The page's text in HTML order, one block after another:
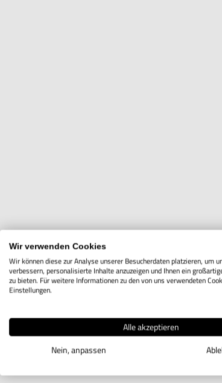
Wir verwenden Cookies
Wir können diese zur Analyse unserer Besucherdaten platzieren, um
verbessern, personalisierte Inhalte anzuzeigen und Ihnen ein
zu bieten. Für weitere Informationen zu den von uns verwendeten
Einstellungen.
Alle akzeptieren
Nein, anpassen